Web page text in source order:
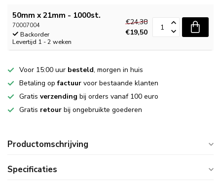
50mm x 21mm - 1000st.
70007004
Backorder
Levertijd 1 - 2 weken
€24,38
€19,50
Voor 15:00 uur besteld, morgen in huis
Betaling opfactuur voor bestaande klanten
Gratis verzending bij orders vanaf 100 euro
Gratis retour bij ongebruikte goederen
Productomschrijving
Specificaties